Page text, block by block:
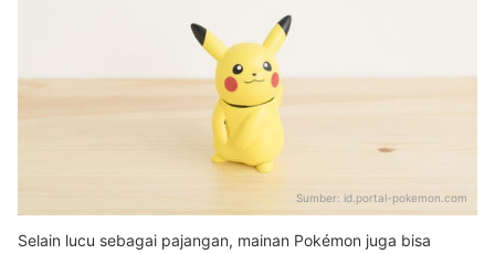
Sumber: id.portal-pokemon.com
Selain lucu sebagai pajangan, mainan Pokémon juga bisa